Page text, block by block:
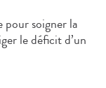
pour soigner la
le déficit d’un